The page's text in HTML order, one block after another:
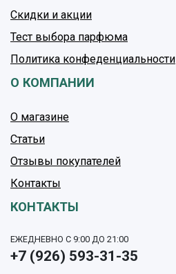
Скидки и акции
Тест выбора парфюма
Политика конфеденциальности
О КОМПАНИИ
О магазине
Статьи
Отзывы покупателей
Контакты
КОНТАКТЫ
ЕЖЕДНЕВНО С 9:00 ДО 21:00
+7 (926) 593-31-35